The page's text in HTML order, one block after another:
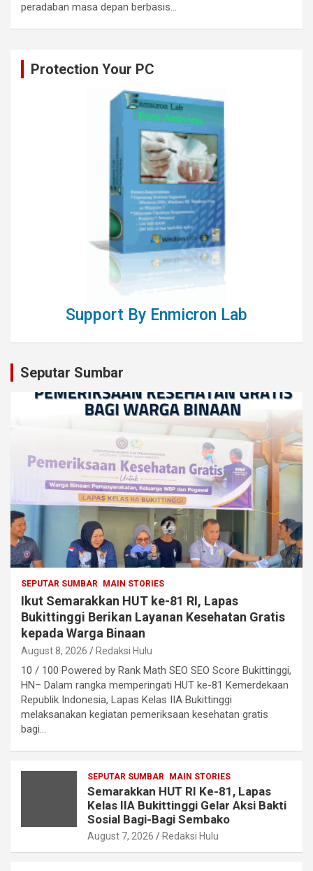
peradaban masa depan berbasis…
Protection Your PC
Support By Enmicron Lab
Seputar Sumbar
SEPUTAR SUMBAR MAIN STORIES
Ikut Semarakkan HUT ke-81 RI, Lapas
Bukittinggi Berikan Layanan Kesehatan Gratis
kepada Warga Binaan
August 8, 2026 Redaksi Hulu
10 / 100 Powered by Rank Math SEO SEO Score Bukittinggi,
HN– Dalam rangka memperingati HUT ke-81 Kemerdekaan
Republik Indonesia, Lapas Kelas IIA Bukittinggi
melaksanakan kegiatan pemeriksaan kesehatan gratis
bagi…
SEPUTAR SUMBAR MAIN STORIES
Semarakkan HUT RI Ke-81, Lapas
Kelas IIA Bukittinggi Gelar Aksi Bakti
Sosial Bagi-Bagi Sembako
August 7, 2026 Redaksi Hulu